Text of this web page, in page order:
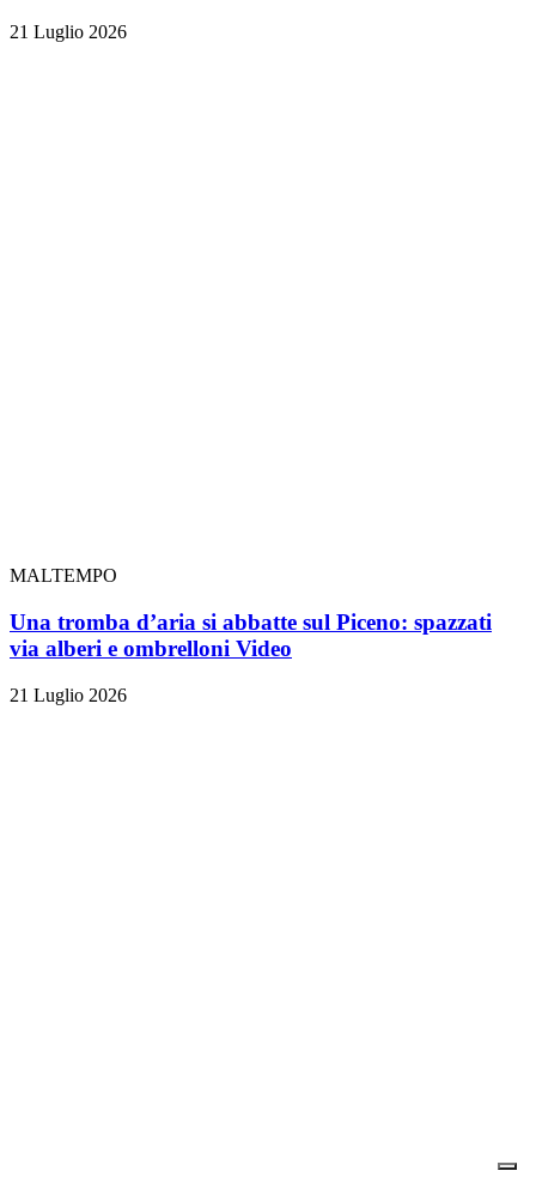
21 Luglio 2026
MALTEMPO
Una tromba d’aria si abbatte sul Piceno: spazzati
via alberi e ombrelloni Video
21 Luglio 2026